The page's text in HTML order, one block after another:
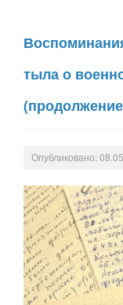
тыла о
Опубликовано: